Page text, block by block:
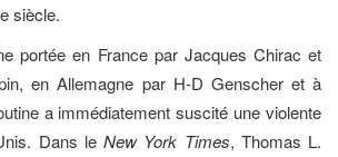
siècle.
portée en France par Jacques Chirac et
en Allemagne par H-D Genscher et à
a immédiatement suscité une violente
Dans leNew York Times, Thomas L.